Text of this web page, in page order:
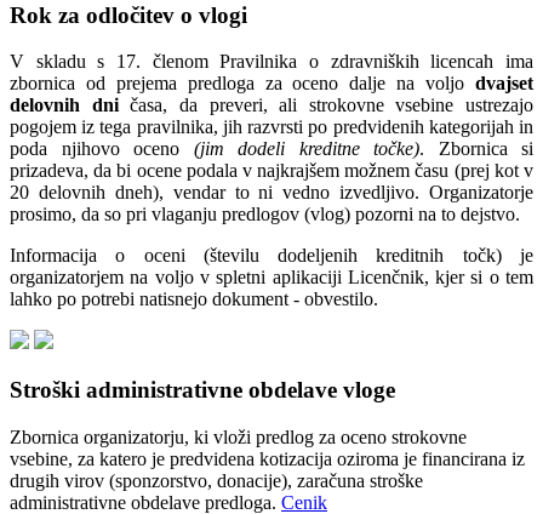
Rok za odločitev o vlogi
V skladu s 17. členom Pravilnika o zdravniških licencah ima
zbornica od prejema predloga za oceno dalje na voljo dvajset
delovnih dničasa, da preveri, ali strokovne vsebine ustrezajo
pogojem iz tega pravilnika, jih razvrsti po predvidenih kategorijah in
poda njihovo oceno (jim dodeli kreditne točke). Zbornica si
prizadeva, da bi ocene podala v najkrajšem možnem času (prej kot v
20 delovnih dneh), vendar to ni vedno izvedljivo. Organizatorje
prosimo, da so pri vlaganju predlogov (vlog) pozorni na to dejstvo.
Informacija o oceni (številu dodeljenih kreditnih točk) je
organizatorjem na voljo v spletni aplikaciji Licenčnik, kjer si o tem
lahko po potrebi natisnejo dokument - obvestilo.
Stroški administrativne obdelave vloge
Zbornica organizatorju, ki vloži predlog za oceno strokovne
vsebine, za katero je predvidena kotizacija oziroma je financirana iz
drugih virov (sponzorstvo, donacije), zaračuna stroške
administrativne obdelave predloga. Cenik